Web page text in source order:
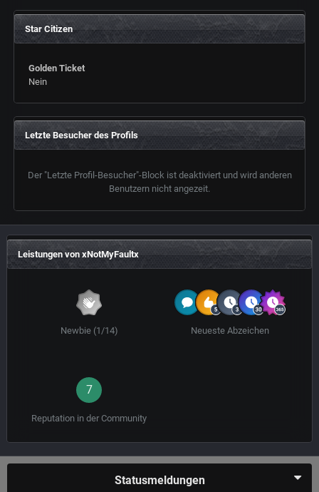
Star Citizen
Golden Ticket
Nein
Letzte Besucher des Profils
Der "Letzte Profil-Besucher"-Block ist deaktiviert und wird anderen
Benutzern nicht angezeit.
Leistungen von xNotMyFaultx
Newbie (1/14) Neueste Abzeichen
7
Reputation in der Community
Statusmeldungen